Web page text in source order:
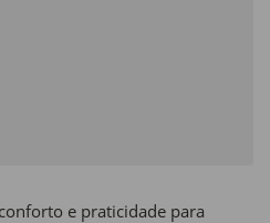
e praticidade para